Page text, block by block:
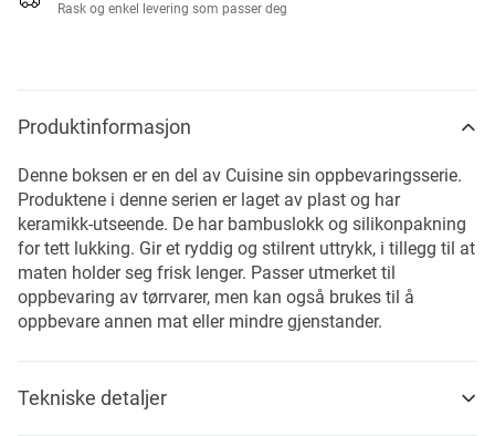
Rask og enkel levering som passer deg
Produktinformasjon
Denne boksen er en del av Cuisine sin oppbevaringsserie.
Produktene i denne serien er laget av plast og har
keramikk-utseende. De har bambuslokk og silikonpakning
for tett lukking. Gir et ryddig og stilrent uttrykk, i tillegg til at
maten holder seg frisk lenger. Passer utmerket til
oppbevaring av tørrvarer, men kan også brukes til å
oppbevare annen mat eller mindre gjenstander.
Tekniske detaljer